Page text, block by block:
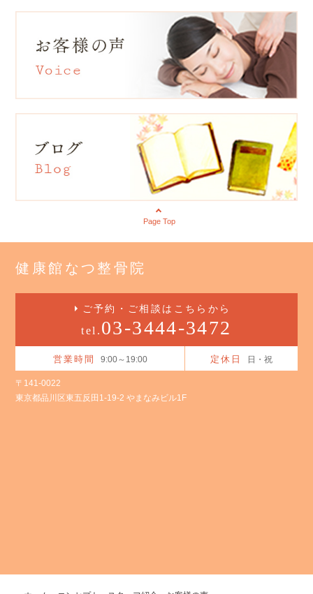
Page Top
健康館なつ整骨院
ご予約・ご相談はこちらから
tel. 03-3444-3472
営業時間 9:00～19:00 定休日 日・祝
〒141-0022
東京都品川区東五反田1-19-2 やまなみビル1F